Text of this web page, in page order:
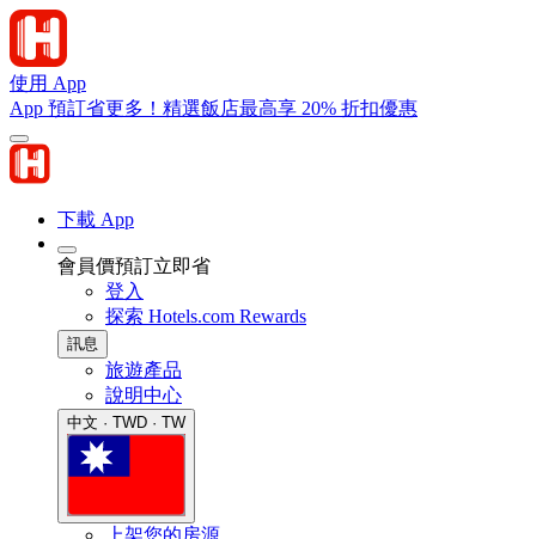
使用 App
App 預訂省更多！精選飯店最高享 20% 折扣優惠
下載 App
會員價預訂立即省
登入
探索 Hotels.com Rewards
訊息
旅遊產品
說明中心
中文 · TWD · TW